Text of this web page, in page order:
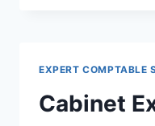
EXPERT COMPTABLE
Cabinet